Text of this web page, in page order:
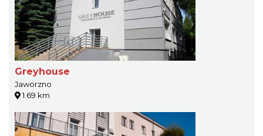
Greyhouse
Jaworzno
1.69 km